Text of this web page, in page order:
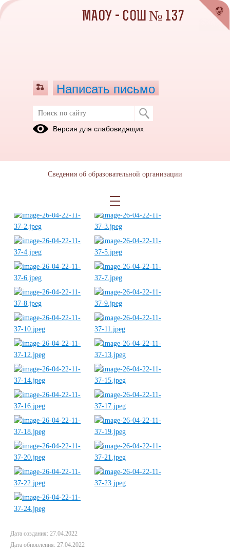
Весенняя уборка школьной
территории
Дата создания: 27.04.2022
Дата обновления: 27.04.2022
МАОУ - СОШ № 137
Написать письмо
Версия для слабовидящих
Сведения об образовательной организации